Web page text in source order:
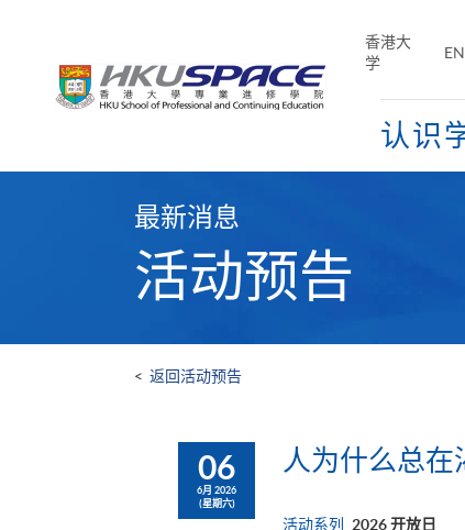
香港大
学
认识
最新消息
活动预告
< 返回活动预告
06
6月 2026
(星期六)
人为什么总在
活动系列 2026 开放日